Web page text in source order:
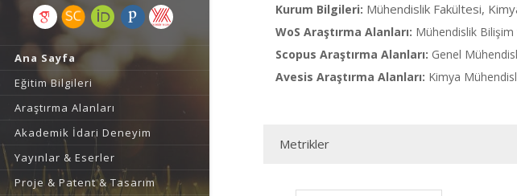
Ana Sayfa
Eğitim Bilgileri
Araştırma Alanları
Akademik İdari Deneyim
Yayınlar & Eserler
Proje & Patent & Tasarım
Kurum Bilgileri: Mühendislik Fakültesi,
WoS Araştırma Alanları: Mühendislik
Scopus Araştırma Alanları: Genel
Avesis Araştırma Alanları: Kimya
Metrikler